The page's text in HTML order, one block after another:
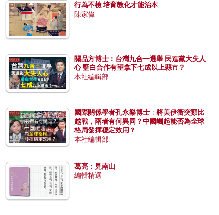
行為不檢 培育教化才能治本
陳家偉
關品方博士：台灣九合一選舉 民進黨大失人
心 藍白合作有望拿下七成以上縣市？
本社編輯部
國際關係學者孔永樂博士：將美伊衝突類比
越戰，兩者有何異同？中國崛起能否為全球
格局發揮穩定效用？
本社編輯部
葛亮：見南山
編輯精選